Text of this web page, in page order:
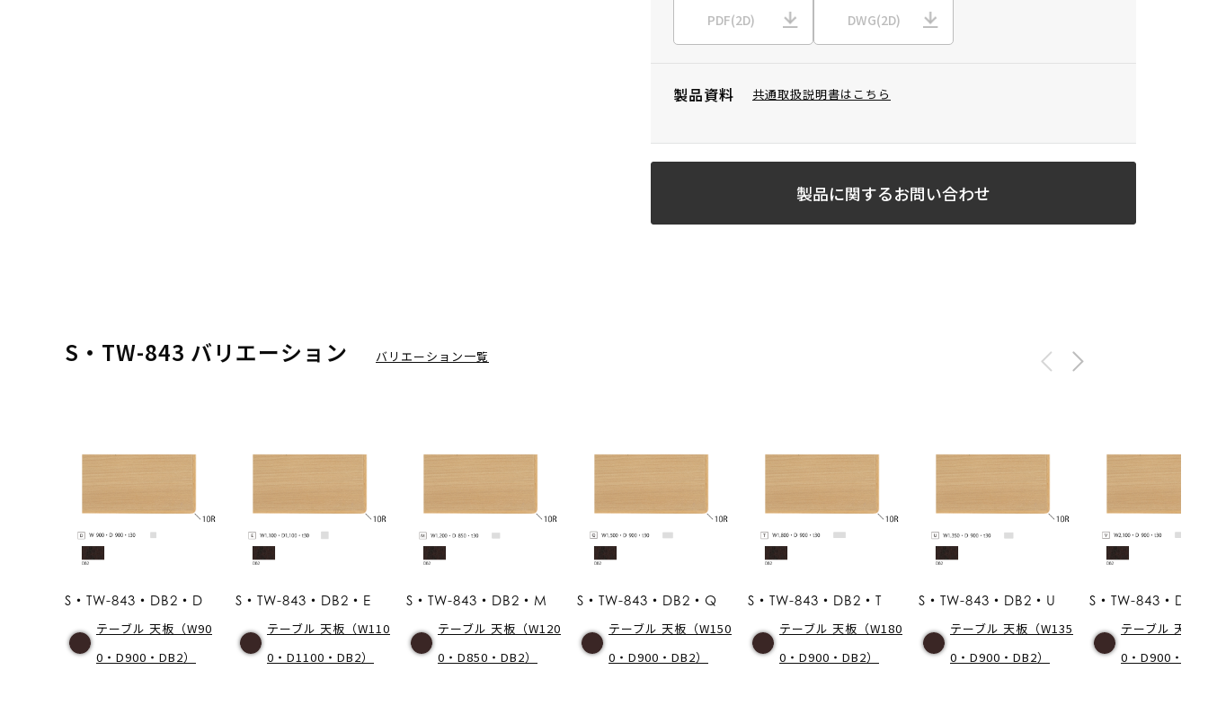
PDF(2D) DWG(2D)
製品資料 共通取扱説明書はこちら
製品に関するお問い合わせ
S・TW-843 バリエーション バリエーション一覧
S・TW-843・DB2・D
テーブル 天板（W90
0・D900・DB2）
S・TW-843・DB2・E
テーブル 天板（W110
0・D1100・DB2）
S・TW-843・DB2・M
テーブル 天板（W120
0・D850・DB2）
S・TW-843・DB2・Q
テーブル 天板（W150
0・D900・DB2）
S・TW-843・DB2・T
テーブル 天板（W180
0・D900・DB2）
S・TW-843・DB2・U
テーブル 天板（W135
0・D900・DB2）
S・TW-843・DB2
テーブル 天板
0・D900・